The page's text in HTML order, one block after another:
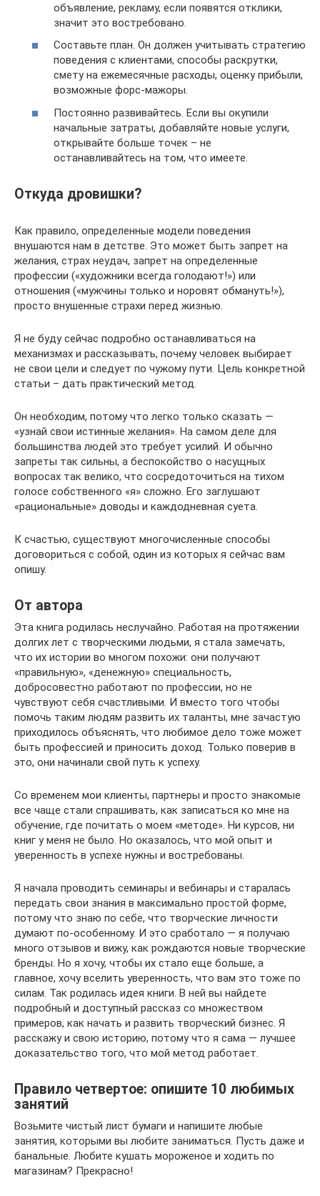
объявление, рекламу, если появятся отклики,
значит это востребовано.
Составьте план. Он должен учитывать стратегию
поведения с клиентами, способы раскрутки,
смету на ежемесячные расходы, оценку прибыли,
возможные форс-мажоры.
Постоянно развивайтесь. Если вы окупили
начальные затраты, добавляйте новые услуги,
открывайте больше точек – не
останавливайтесь на том, что имеете.
Откуда дровишки?
Как правило, определенные модели поведения
внушаются нам в детстве. Это может быть запрет на
желания, страх неудач, запрет на определенные
профессии («художники всегда голодают!») или
отношения («мужчины только и норовят обмануть!»),
просто внушенные страхи перед жизнью.
Я не буду сейчас подробно останавливаться на
механизмах и рассказывать, почему человек выбирает
не свои цели и следует по чужому пути. Цель конкретной
статьи – дать практический метод.
Он необходим, потому что легко только сказать —
«узнай свои истинные желания». На самом деле для
большинства людей это требует усилий. И обычно
запреты так сильны, а беспокойство о насущных
вопросах так велико, что сосредоточиться на тихом
голосе собственного «я» сложно. Его заглушают
«рациональные» доводы и каждодневная суета.
К счастью, существуют многочисленные способы
договориться с собой, один из которых я сейчас вам
опишу.
От автора
Эта книга родилась неслучайно. Работая на протяжении
долгих лет с творческими людьми, я стала замечать,
что их истории во многом похожи: они получают
«правильную», «денежную» специальность,
добросовестно работают по профессии, но не
чувствуют себя счастливыми. И вместо того чтобы
помочь таким людям развить их таланты, мне зачастую
приходилось объяснять, что любимое дело тоже может
быть профессией и приносить доход. Только поверив в
это, они начинали свой путь к успеху.
Со временем мои клиенты, партнеры и просто знакомые
все чаще стали спрашивать, как записаться ко мне на
обучение, где почитать о моем «методе». Ни курсов, ни
книг у меня не было. Но оказалось, что мой опыт и
уверенность в успехе нужны и востребованы.
Я начала проводить семинары и вебинары и старалась
передать свои знания в максимально простой форме,
потому что знаю по себе, что творческие личности
думают по-особенному. И это сработало — я получаю
много отзывов и вижу, как рождаются новые творческие
бренды. Но я хочу, чтобы их стало еще больше, а
главное, хочу вселить уверенность, что вам это тоже по
силам. Так родилась идея книги. В ней вы найдете
подробный и доступный рассказ со множеством
примеров, как начать и развить творческий бизнес. Я
расскажу и свою историю, потому что я сама — лучшее
доказательство того, что мой метод работает.
Правило четвертое: опишите 10 любимых
занятий
Возьмите чистый лист бумаги и напишите любые
занятия, которыми вы любите заниматься. Пусть даже и
банальные. Любите кушать мороженое и ходить по
магазинам? Прекрасно!